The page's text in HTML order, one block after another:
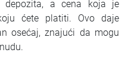
a cena koja je
ćete platiti. Ovo daje
osećaj, znajući da mogu